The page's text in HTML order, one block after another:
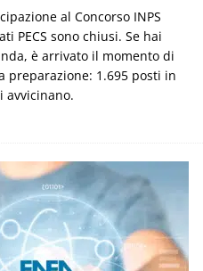
al Concorso INPS
PECS sono chiusi. Se hai
è arrivato il momento di
preparazione: 1.695 posti in
avvicinano.